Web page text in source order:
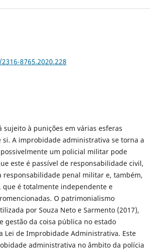
8765.2020.228
à punições em várias esferas
A improbidade administrativa se torna a
um policial militar pode
este é passível de responsabilidade civil,
penal militar e, também,
é totalmente independente e
O patrimonialismo
por Souza Neto e Sarmento (2017),
gestão da coisa pública no estado
Lei de Improbidade Administrativa. Este
administrativa no âmbito da polícia